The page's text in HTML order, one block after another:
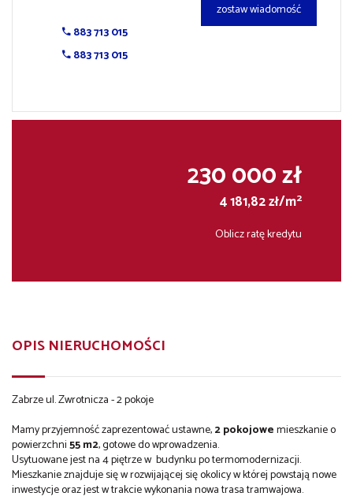
883 713 015
883 713 015
zostaw wiadomość
230 000 zł
4 181,82 zł/m2
Oblicz ratę kredytu
OPIS NIERUCHOMOŚCI
Zabrze ul. Zwrotnicza - 2 pokoje
Mamy przyjemność zaprezentować ustawne,2 pokojowemieszkanie o
powierzchni55m2, gotowe do wprowadzenia.
Usytuowane jest na 4 piętrze w budynku po termomodernizacji.
Mieszkanie znajduje się w rozwijającej się okolicy w której powstają nowe
inwestycje oraz jest w trakcie wykonania nowa trasa tramwajowa.